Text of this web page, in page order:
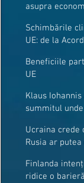
asupra
Schimbările
UE: de la
Beneficiile
UE
Klaus
summitul
granițe
Ucraina crede
Rusia ar
Finlanda
ridice o